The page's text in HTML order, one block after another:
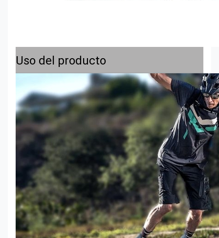
Uso del producto